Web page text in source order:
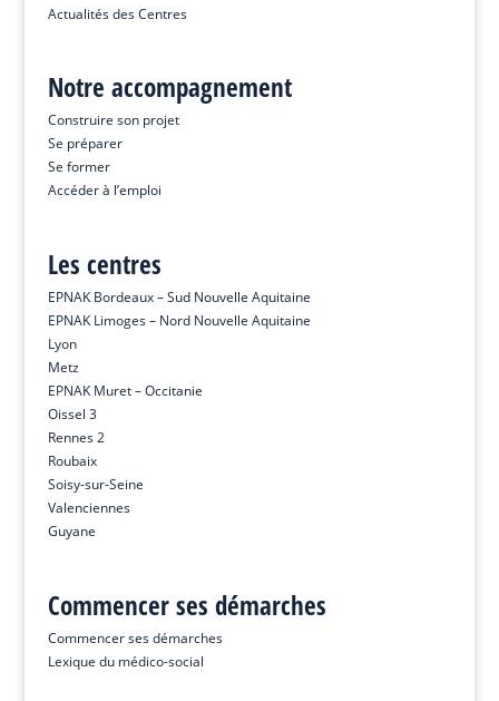
Actualités des Centres
Notre accompagnement
Construire son projet
Se préparer
Se former
Accéder à l’emploi
Les centres
EPNAK Bordeaux – Sud Nouvelle Aquitaine
EPNAK Limoges – Nord Nouvelle Aquitaine
Lyon
Metz
EPNAK Muret – Occitanie
Oissel 3
Rennes 2
Roubaix
Soisy-sur-Seine
Valenciennes
Guyane
Commencer ses démarches
Commencer ses démarches
Lexique du médico-social